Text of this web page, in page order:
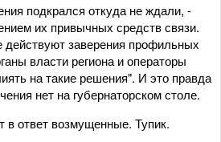
подкрался откуда не ждали, -
их привычных средств связи.
заверения профильных
власти региона и операторы
на такие решения". И это правда
нет на губернаторском столе.
в ответ возмущенные. Тупик.